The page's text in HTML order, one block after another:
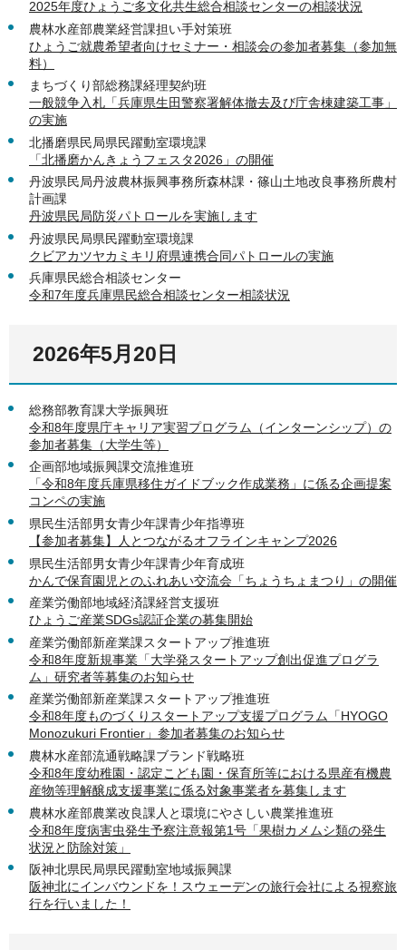
2025年度ひょうご多文化共生総合相談センターの相談状況
農林水産部農業経営課担い手対策班
ひょうご就農希望者向けセミナー・相談会の参加者募集（参加無
料）
まちづくり部総務課経理契約班
一般競争入札「兵庫県生田警察署解体撤去及び庁舎棟建築工事」
の実施
北播磨県民局県民躍動室環境課
「北播磨かんきょうフェスタ2026」の開催
丹波県民局丹波農林振興事務所森林課・篠山土地改良事務所農村
計画課
丹波県民局防災パトロールを実施します
丹波県民局県民躍動室環境課
クビアカツヤカミキリ府県連携合同パトロールの実施
兵庫県民総合相談センター
令和7年度兵庫県民総合相談センター相談状況
2026年5月20日
総務部教育課大学振興班
令和8年度県庁キャリア実習プログラム（インターンシップ）の
参加者募集（大学生等）
企画部地域振興課交流推進班
「令和8年度兵庫県移住ガイドブック作成業務」に係る企画提案
コンペの実施
県民生活部男女青少年課青少年指導班
【参加者募集】人とつながるオフラインキャンプ2026
県民生活部男女青少年課青少年育成班
かんで保育園児とのふれあい交流会「ちょうちょまつり」の開催
産業労働部地域経済課経営支援班
ひょうご産業SDGs認証企業の募集開始
産業労働部新産業課スタートアップ推進班
令和8年度新規事業「大学発スタートアップ創出促進プログラ
ム」研究者等募集のお知らせ
産業労働部新産業課スタートアップ推進班
令和8年度ものづくりスタートアップ支援プログラム「HYOGO
Monozukuri Frontier」参加者募集のお知らせ
農林水産部流通戦略課ブランド戦略班
令和8年度幼稚園・認定こども園・保育所等における県産有機農
産物等理解醸成支援事業に係る対象事業者を募集します
農林水産部農業改良課人と環境にやさしい農業推進班
令和8年度病害虫発生予察注意報第1号「果樹カメムシ類の発生
状況と防除対策」
阪神北県民局県民躍動室地域振興課
阪神北にインバウンドを！スウェーデンの旅行会社による視察旅
行を行いました！